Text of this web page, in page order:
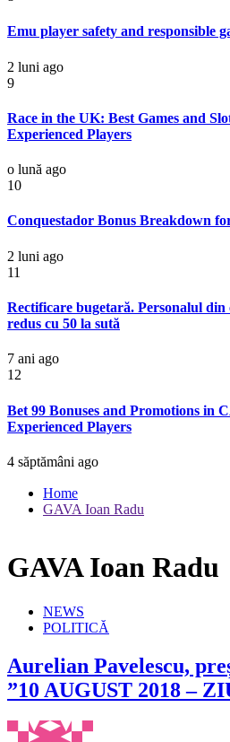
Emu player safety and responsible
2 luni ago
9
Race in the UK: Best Games and
Experienced Players
o lună ago
10
Conquestador Bonus Breakdown
2 luni ago
11
Rectificare bugetară. Personalul
redus cu 50 la sută
7 ani ago
12
Bet 99 Bonuses and Promotions in
Experienced Players
4 săptămâni ago
Home
GAVA Ioan Radu
GAVA Ioan Radu
NEWS
POLITICĂ
Aurelian Pavelescu,
”10 AUGUST 2018 –